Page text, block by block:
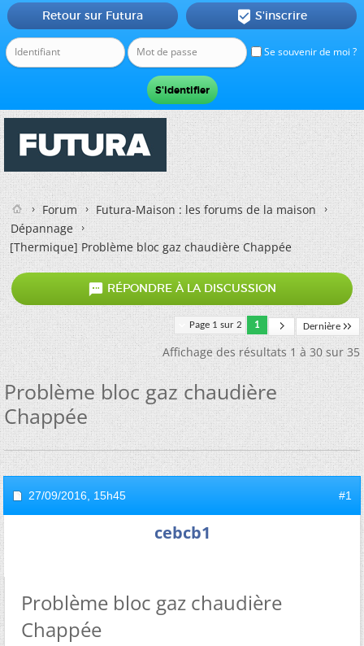
Se souvenir de moi ?
Retour sur Futura  S'inscrire
Forum
Futura-Maison : les forums de la maison
Dépannage
[Thermique]Problème bloc gaz chaudière Chappée
 RÉPONDRE À LA DISCUSSION
Page 1 sur 2 1 Dernière
Affichage des résultats 1 à 30 sur 35
Problème bloc gaz chaudière
Chappée
27/09/2016, 15h45 #1
cebcb1
Problème bloc gaz chaudière
Chappée